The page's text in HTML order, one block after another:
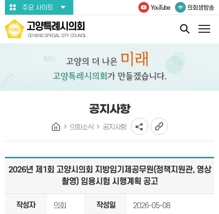
본문바로가기주요 사이트 YouTube 의회생방송
고양특례시의회
GOYANG SPECIAL CITY COUNCIL
공지사항
의회소식 공지사항
2026년 제1회 고양시의회 지방임기제공무원(정책지원관, 영상
촬영) 임용시험 시행계획 공고
작성자 의회 작성일 2026-05-08